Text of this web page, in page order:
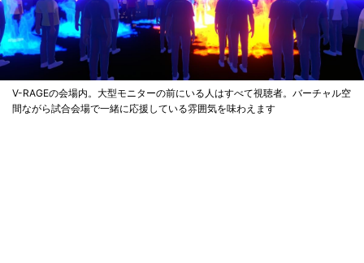
V-RAGEの会場内。大型モニターの前にいる人はすべて視聴者。バーチャル空
間ながら試合会場で一緒に応援している雰囲気を味わえます